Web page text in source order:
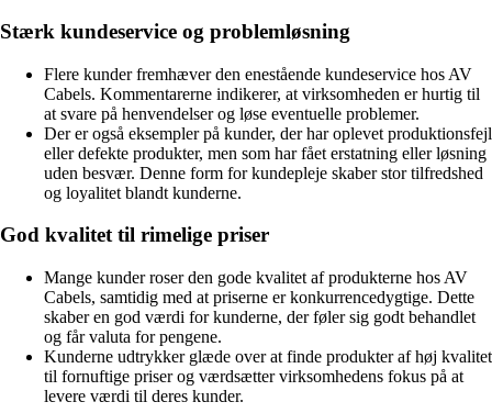
Stærk kundeservice og problemløsning
Flere kunder fremhæver den enestående kundeservice hos AV
Cabels. Kommentarerne indikerer, at virksomheden er hurtig til
at svare på henvendelser og løse eventuelle problemer.
Der er også eksempler på kunder, der har oplevet produktionsfejl
eller defekte produkter, men som har fået erstatning eller løsning
uden besvær. Denne form for kundepleje skaber stor tilfredshed
og loyalitet blandt kunderne.
God kvalitet til rimelige priser
Mange kunder roser den gode kvalitet af produkterne hos AV
Cabels, samtidig med at priserne er konkurrencedygtige. Dette
skaber en god værdi for kunderne, der føler sig godt behandlet
og får valuta for pengene.
Kunderne udtrykker glæde over at finde produkter af høj kvalitet
til fornuftige priser og værdsætter virksomhedens fokus på at
levere værdi til deres kunder.